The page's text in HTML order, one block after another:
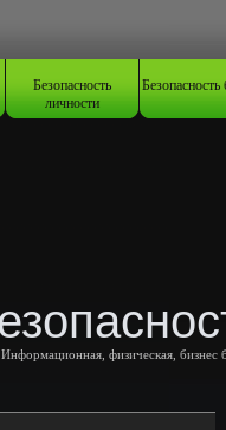
Безопасность
личности
Безопасность
Информационная, физическая, бизнес